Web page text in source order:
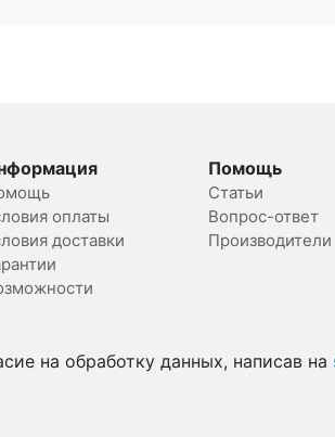
оплаты
доставки
Помощь
Статьи
Вопрос-ответ
Производители
на обработку данных, написав на